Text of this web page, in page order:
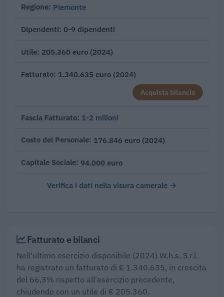
Regione Piemonte
Dipendenti 0-9 dipendenti
Utile 205.360 euro (2024)
Fatturato 1.340.635 euro (2024)
Acquista bilancio
Fascia Fatturato 1-2 milioni
Costo del Personale 176.846 euro (2024)
Capitale Sociale 94.000 euro
Verifica i dati nella visura camerale →
Fatturato e bilanci
Nell'ultimo esercizio disponibile (2024) W.h.s. S.r.l.
ha registrato un fatturato di € 1.340.635, in crescita
del 66,3% rispetto all'esercizio precedente,
chiudendo con un utile di € 205.360.